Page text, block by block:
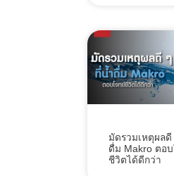
มัดรวมเหตุผลดี
ดื่ม Makro ตอ
ชีวิตได้ดีกว่า